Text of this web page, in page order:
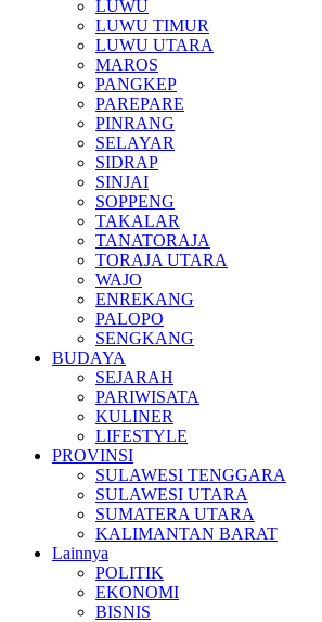
LUWU
LUWU TIMUR
LUWU UTARA
MAROS
PANGKEP
PAREPARE
PINRANG
SELAYAR
SIDRAP
SINJAI
SOPPENG
TAKALAR
TANATORAJA
TORAJA UTARA
WAJO
ENREKANG
PALOPO
SENGKANG
BUDAYA
SEJARAH
PARIWISATA
KULINER
LIFESTYLE
PROVINSI
SULAWESI TENGGARA
SULAWESI UTARA
SUMATERA UTARA
KALIMANTAN BARAT
Lainnya
POLITIK
EKONOMI
BISNIS